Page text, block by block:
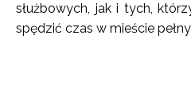
służbowych, jak i tych,
spędzić czas w mieście